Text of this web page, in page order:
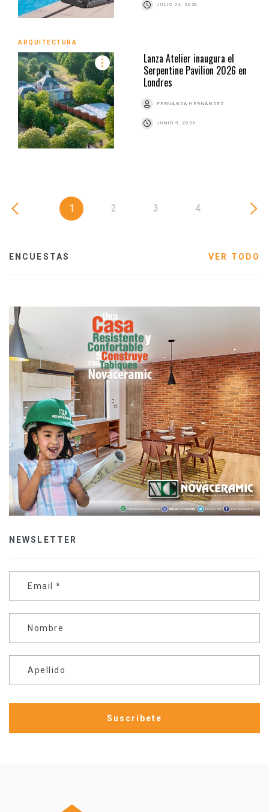
JULIO 24, 2026
ARQUITECTURA
Lanza Atelier inaugura el
Serpentine Pavilion 2026 en
Londres
FERNANDA HERNÁNDEZ
JUNIO 9, 2026
1 2 3 4
ENCUESTAS VER TODO
NEWSLETTER
Email *
Nombre
Apellido